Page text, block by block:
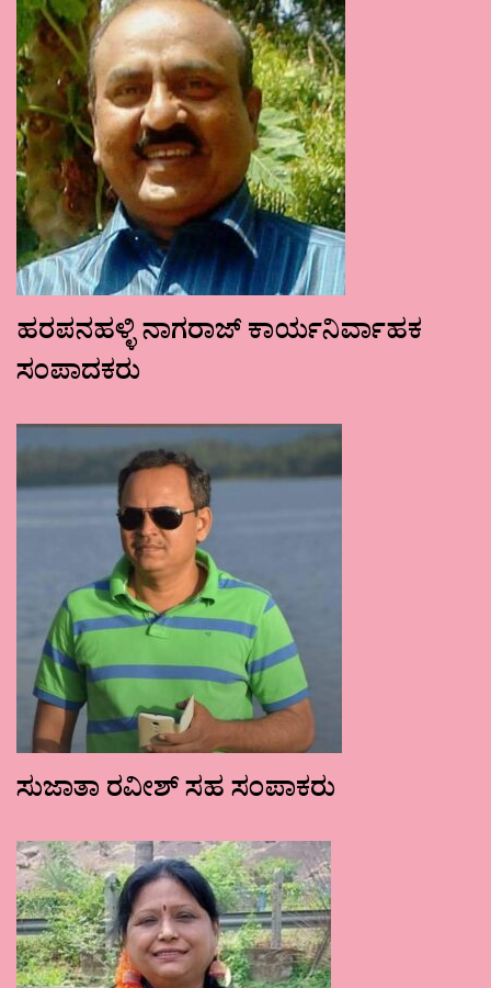
ಹರಪನಹಳ್ಳಿ ನಾಗರಾಜ್ ಕಾರ್ಯನಿರ್ವಾಹಕ
ಸಂಪಾದಕರು
ಸುಜಾತಾ ರವೀಶ್ ಸಹ ಸಂಪಾಕರು